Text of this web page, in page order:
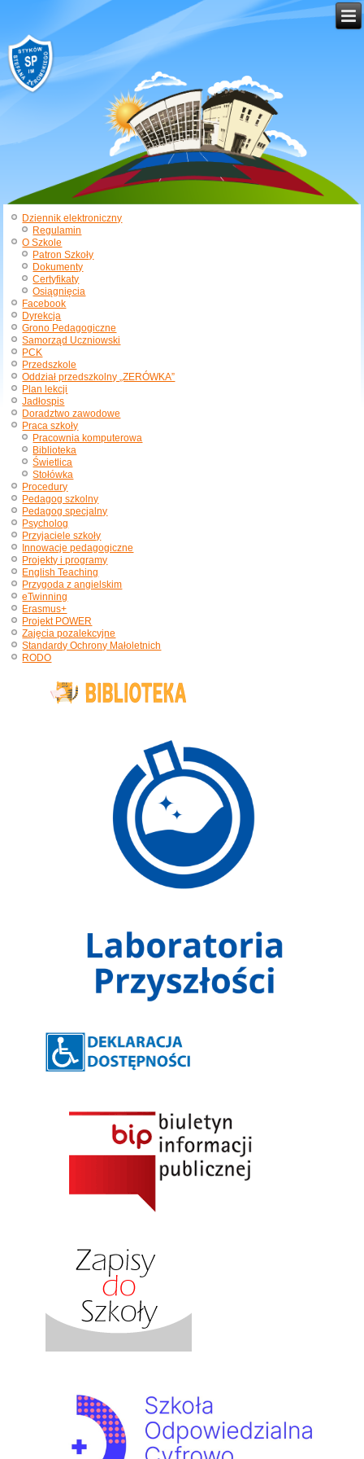
Dziennik elektroniczny
Regulamin
O Szkole
Patron Szkoły
Dokumenty
Certyfikaty
Osiągnięcia
Facebook
Dyrekcja
Grono Pedagogiczne
Samorząd Uczniowski
PCK
Przedszkole
Oddział przedszkolny „ZERÓWKA”
Plan lekcji
Jadłospis
Doradztwo zawodowe
Praca szkoły
Pracownia komputerowa
Biblioteka
Świetlica
Stołówka
Procedury
Pedagog szkolny
Pedagog specjalny
Psycholog
Przyjaciele szkoły
Innowacje pedagogiczne
Projekty i programy
English Teaching
Przygoda z angielskim
eTwinning
Erasmus+
Projekt POWER
Zajęcia pozalekcyjne
Standardy Ochrony Małoletnich
RODO